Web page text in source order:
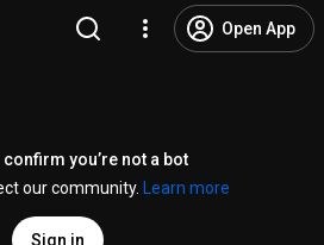
Open App
you’re not a bot
our community.
Learn more
Sign in